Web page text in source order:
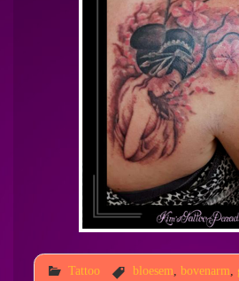
Tattoo bloesem bovenarm